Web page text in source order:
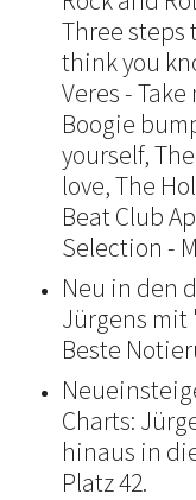
Three steps
think you
Veres -
Boogie
yourself,
love, The
Beat Club
Selection -
Neu in den
Jürgens mit
Beste
Charts:
hinaus in
Platz 42.